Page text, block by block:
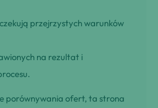
przejrzystych warunków
na rezultat i
porównywania ofert, ta strona